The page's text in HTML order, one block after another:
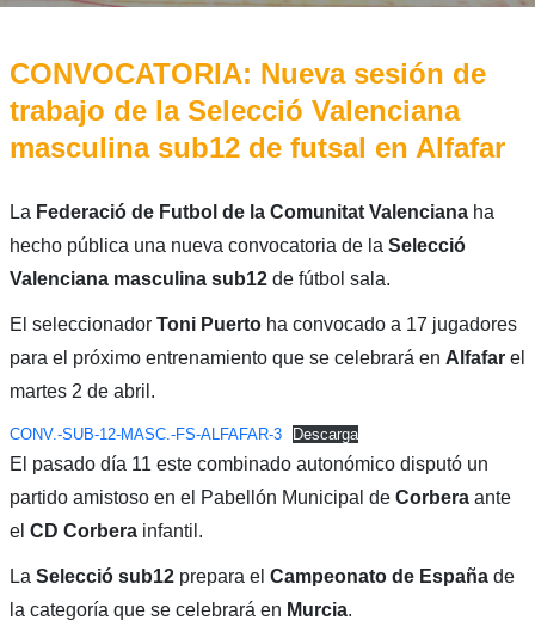
CONVOCATORIA: Nueva sesión de
trabajo de la Selecció Valenciana
masculina sub12 de futsal en Alfafar
La Federació de Futbol de la Comunitat Valencianaha
hecho pública una nueva convocatoria de la Selecció
Valenciana masculina sub12 de fútbol sala.
El seleccionador Toni Puertoha convocado a 17 jugadores
para el próximo entrenamiento que se celebrará en Alfafarel
martes 2 de abril.
CONV.-SUB-12-MASC.-FS-ALFAFAR-3 Descarga
El pasado día 11 este combinado autonómico disputó un
partido amistoso en el Pabellón Municipal de Corberaante
el CD Corberainfantil.
La Selecció sub12prepara el Campeonato de Españade
la categoría que se celebrará en Murcia.